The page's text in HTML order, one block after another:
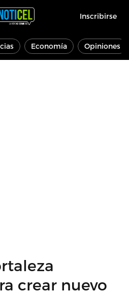
Inscribirse
Economía Opiniones
crear nuevo